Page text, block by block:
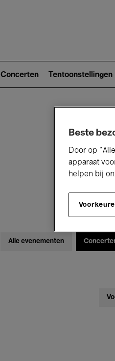
Concerten Tentoonstellingen
Alle evenementen
Beste
Door op
apparaat
helpen bij